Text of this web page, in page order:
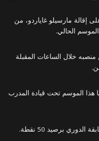
إقالة مارسيلو غاياردو، من
الحالي.
منصبه خلال الساعات المقبلة
هذا الموسم تحت قيادة المدرب
برصيد 50 نقطة.